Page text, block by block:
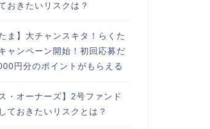
おきたいリスクは？
ま】大チャンスキタ！らくた
ャンペーン開始！初回応募だ
円分のポイントがもらえる
・オーナーズ】2号ファンド
ておきたいリスクとは？